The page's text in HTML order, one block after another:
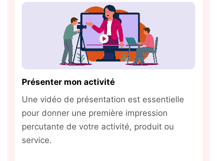
Présenter mon activité
Une vidéo de présentation est essentielle
pour donner une première impression
percutante de votre activité, produit ou
service.